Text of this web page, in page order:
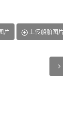
片 上传船舶图片